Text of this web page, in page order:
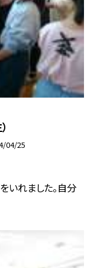
04/25
いれました。自分